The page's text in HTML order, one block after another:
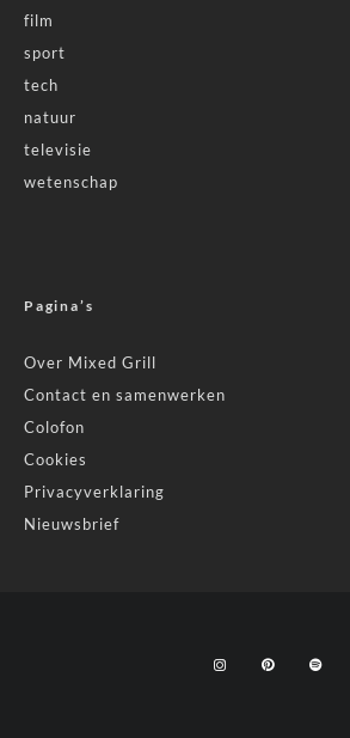
film
sport
tech
natuur
televisie
wetenschap
Pagina’s
Over Mixed Grill
Contact en samenwerken
Colofon
Cookies
Privacyverklaring
Nieuwsbrief